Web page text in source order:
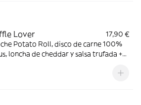
Lover
17,90 €
Potato Roll, disco de carne 100%
loncha de cheddar y salsa trufada +